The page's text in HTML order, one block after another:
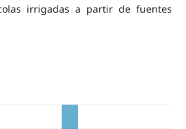
irrigadas a partir de fuentes